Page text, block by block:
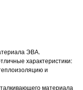
ЭВА.
характеристики:
и
материала